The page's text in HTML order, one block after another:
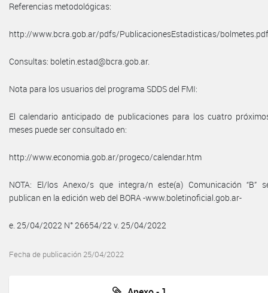
Referencias metodológicas:
http://www.bcra.gob.ar/pdfs/PublicacionesEstadisticas/
Consultas: boletin.estad@bcra.gob.ar.
Nota para los usuarios del programa SDDS del FMI:
El calendario anticipado de publicaciones para los cuatro
meses puede ser consultado en:
http://www.economia.gob.ar/progeco/calendar.htm
NOTA: El/los Anexo/s que integra/n este(a) Comunicación “B”
publican en la edición web del BORA -www.boletinoficial.gob.ar-
e. 25/04/2022 N° 26654/22 v. 25/04/2022
Fecha de publicación 25/04/2022